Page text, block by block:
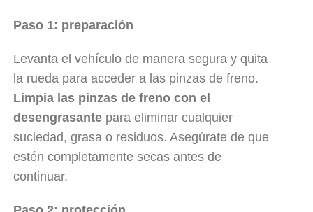
Paso 1: preparación
Levanta el vehículo de manera segura y quita
la rueda para acceder a las pinzas de freno.
Limpia las pinzas de freno con el
desengrasante para eliminar cualquier
suciedad, grasa o residuos. Asegúrate de que
estén completamente secas antes de
continuar.